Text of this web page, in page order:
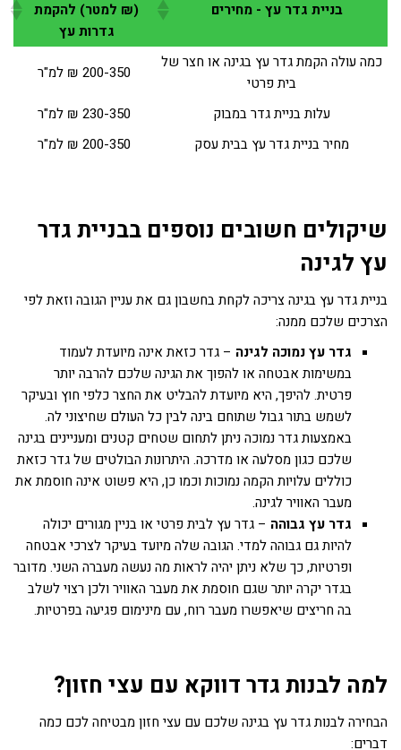
בניית גדר עץ - מחירים
(₪ למטר) להקמת
גדרות עץ
כמה עולה הקמת גדר עץ בגינה או חצר של
בית פרטי
200-350 ₪ למ"ר
עלות בניית גדר במבוק
230-350 ₪ למ"ר
מחיר בניית גדר עץ בבית עסק
200-350 ₪ למ"ר
שיקולים חשובים נוספים בבניית גדר
עץ לגינה
בניית גדר עץ בגינה צריכה לקחת בחשבון גם את עניין הגובה וזאת לפי
הצרכים שלכם ממנה:
גדר עץ נמוכה לגינה – גדר כזאת אינה מיועדת לעמוד
במשימות אבטחה או להפוך את הגינה שלכם להרבה יותר
פרטית. להיפך, היא מיועדת להבליט את החצר כלפי חוץ ובעיקר
לשמש בתור גבול שתוחם בינה לבין כל העולם שחיצוני לה.
באמצעות גדר נמוכה ניתן לתחום שטחים קטנים ומעניינים בגינה
שלכם כגון מסלעה או מדרכה. היתרונות הבולטים של גדר כזאת
כוללים עלויות הקמה נמוכות וכמו כן, היא פשוט אינה חוסמת את
מעבר האוויר לגינה.
גדר עץ גבוהה – גדר עץ לבית פרטי או בניין מגורים יכולה
להיות גם גבוהה למדי. הגובה שלה מיועד בעיקר לצרכי אבטחה
ופרטיות, כך שלא ניתן יהיה לראות מה נעשה מעברה השני. מדובר
בגדר יקרה יותר שגם חוסמת את מעבר האוויר ולכן רצוי לשלב
בה חריצים שיאפשרו מעבר רוח, עם מינימום פגיעה בפרטיות.
למה לבנות גדר דווקא עם עצי חזון?
הבחירה לבנות גדר עץ בגינה שלכם עם עצי חזון מבטיחה לכם כמה
דברים: